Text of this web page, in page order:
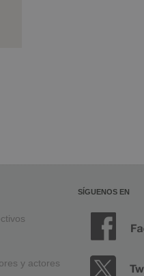
y actores
SÍGUENOS EN